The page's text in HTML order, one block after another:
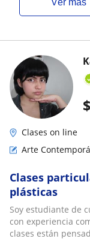
$
Clases on line
Arte
Clases
plásticas
Soy estudiante de
con experiencia
clases están